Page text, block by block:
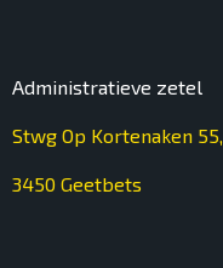
Administratieve zetel
Stwg Op Kortenaken 55,
3450 Geetbets